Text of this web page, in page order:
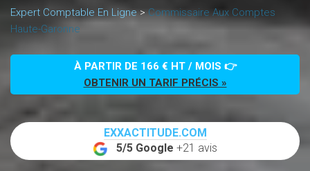
Expert Comptable En Ligne>Commissaire Aux Comptes
Haute-Garonne
À PARTIR DE 166 € HT / MOIS 👉
OBTENIR UN TARIF PRÉCIS »
EXXACTITUDE.COM
5/5 Google +21 avis